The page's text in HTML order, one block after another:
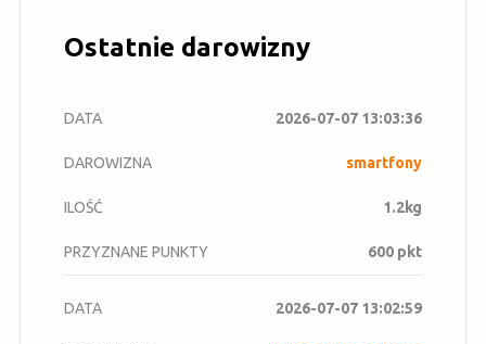
Ostatnie darowizny
2026-07-07 13:03:36
smartfony
1.2kg
600 pkt
2026-07-07 13:02:59